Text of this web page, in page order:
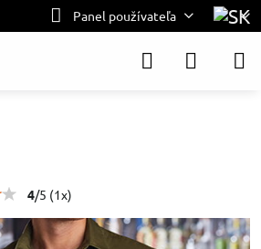
Panel používateľa
4/5 (1x)